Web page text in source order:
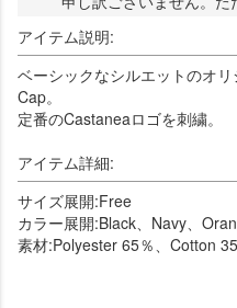
アイテム説明:
ベーシックなシルエットのオ
Cap。
定番のCastaneaロゴを刺繍。
アイテム詳細:
サイズ展開:Free
カラー展開:Black、Navy、
素材:Polyester 65％、Cotton